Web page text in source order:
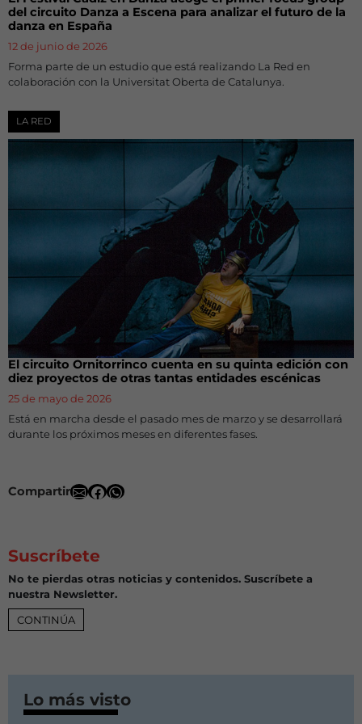
del circuito Danza a Escena para analizar el futuro de la
danza en España
12 de junio de 2026
Forma parte de un estudio que está realizando La Red en
colaboración con la Universitat Oberta de Catalunya.
LA RED
El circuito Ornitorrinco cuenta en su quinta edición con
diez proyectos de otras tantas entidades escénicas
25 de mayo de 2026
Está en marcha desde el pasado mes de marzo y se desarrollará
durante los próximos meses en diferentes fases.
Compartir
Suscríbete
No te pierdas otras noticias y contenidos. Suscríbete a
nuestra Newsletter.
CONTINÚA
Lo más visto